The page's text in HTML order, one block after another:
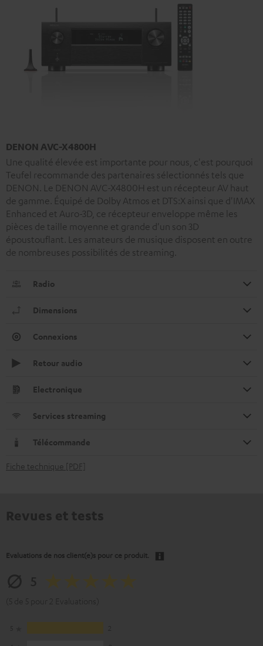
DENON AVC-X4800H
Une qualité élevée est importante pour nous, c'est pourquoi
Teufel recommande des partenaires sélectionnés tels que
DENON. Le DENON AVC-X4800H est un récepteur AV haut
de gamme. Équipé de Dolby Atmos et DTS:X ainsi que d'IMAX
Enhanced et Auro-3D, ce récepteur enveloppe même les
pièces de taille moyenne et grande d'un son 3D
époustouflant. Les amateurs de musique disposent en outre
de nombreuses possibilités de streaming.
Radio
Dimensions
Connexions
Retour audio
Electronique
Services streaming
Télécommande
Fiche technique [PDF]
Evaluations de nos client(e)s pour ce produit.